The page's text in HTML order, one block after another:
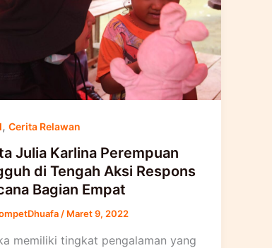
,Cerita Relawan
Julia Karlina Perempuan
di Tengah Aksi Respons
Bagian Empat
/ Maret 9, 2022
memiliki tingkat pengalaman yang